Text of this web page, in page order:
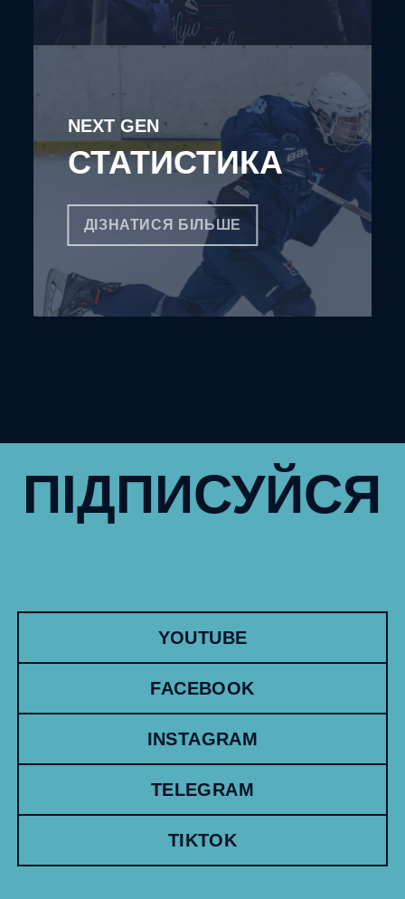
NEXT GEN
СТАТИСТИКА
ДІЗНАТИСЯ БІЛЬШЕ
ПІДПИСУЙСЯ
YOUTUBE
FACEBOOK
INSTAGRAM
TELEGRAM
TIKTOK